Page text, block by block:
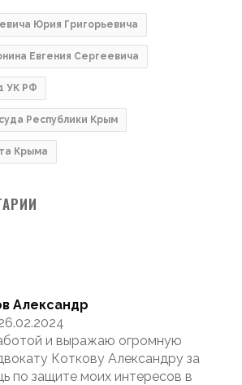
Юрия Григорьевича
Евгения Сергеевича
УК РФ
Республики Крым
Крыма
Александр
и выражаю огромную
Коткову Александру за
по защите моих интересов в